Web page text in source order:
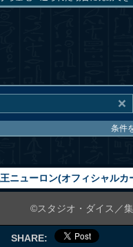
条件
ニューロン(オフィシャル
©スタジオ・ダイス／
SHARE: